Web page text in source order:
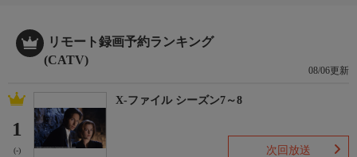
ＨＰ：https://www.shopch.jp
リモート録画予約ランキング
(CATV)
08/06更新
1
(-)
X-ファイル シーズン7～8
次回放送